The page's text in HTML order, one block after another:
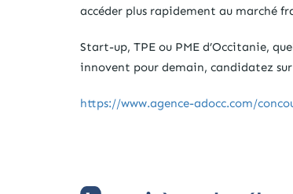
accéder plus rapidement au marché
Start-up, TPE ou PME d’Occitanie,
innovent pour demain, candidatez
https://www.agence-adocc.com/